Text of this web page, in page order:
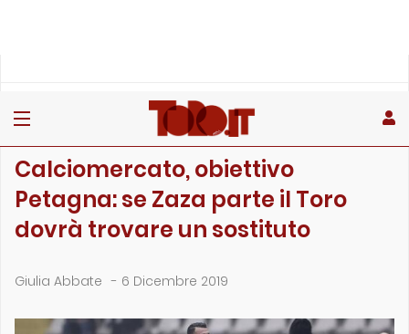
Calciomercato, obiettivo
Petagna: se Zaza parte il Toro
dovrà trovare un sostituto
Giulia Abbate - 6 Dicembre 2019